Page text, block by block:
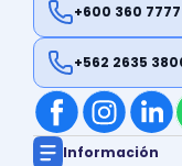
+600 360 7777
+562 2635
Información